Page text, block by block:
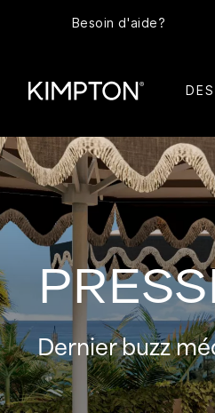
Besoin d'aide?
Dernier buzz